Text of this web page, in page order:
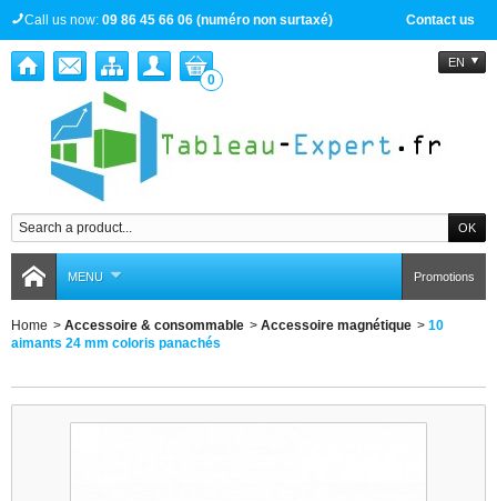
Contact us
Call us now: 09 86 45 66 06 (numéro non surtaxé)
EN
0
MENU Promotions
Home > Accessoire & consommable > Accessoire magnétique > 10
aimants 24 mm coloris panachés